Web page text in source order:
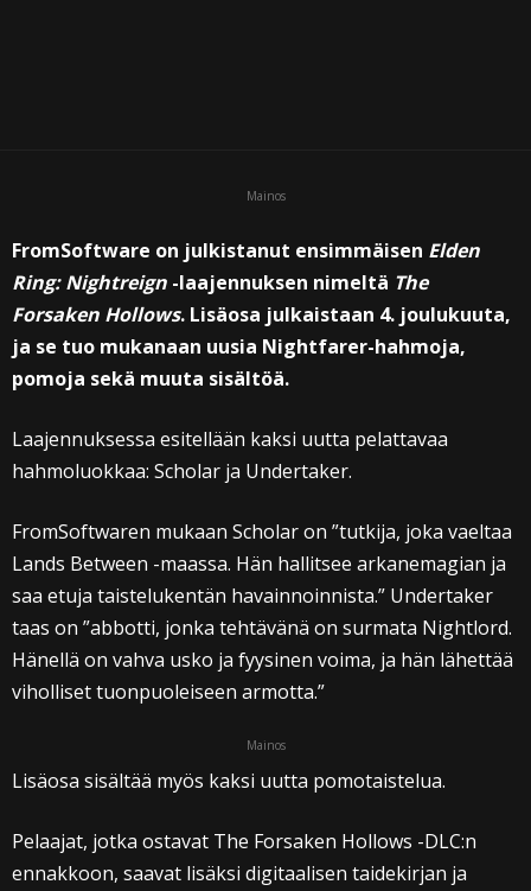
Mainos
FromSoftware on julkistanut ensimmäisen Elden
Ring: Nightreign -laajennuksen nimeltä The
Forsaken Hollows. Lisäosa julkaistaan 4. joulukuuta,
ja se tuo mukanaan uusia Nightfarer-hahmoja,
pomoja sekä muuta sisältöä.
Laajennuksessa esitellään kaksi uutta pelattavaa
hahmoluokkaa: Scholar ja Undertaker.
FromSoftwaren mukaan Scholar on ”tutkija, joka vaeltaa
Lands Between -maassa. Hän hallitsee arkanemagian ja
saa etuja taistelukentän havainnoinnista.” Undertaker
taas on ”abbotti, jonka tehtävänä on surmata Nightlord.
Hänellä on vahva usko ja fyysinen voima, ja hän lähettää
viholliset tuonpuoleiseen armotta.”
Mainos
Lisäosa sisältää myös kaksi uutta pomotaistelua.
Pelaajat, jotka ostavat The Forsaken Hollows -DLC:n
ennakkoon, saavat lisäksi digitaalisen taidekirjan ja